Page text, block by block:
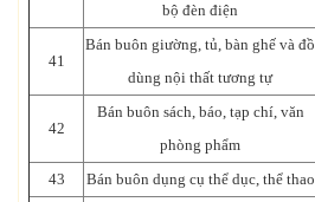
bộ đèn điện
41
Bán buôn giường, tủ, bàn ghế và đồ
dùng nội thất tương tự
42
Bán buôn sách, báo, tạp chí, văn
phòng phẩm
43 Bán buôn dụng cụ thể dục, thể thao